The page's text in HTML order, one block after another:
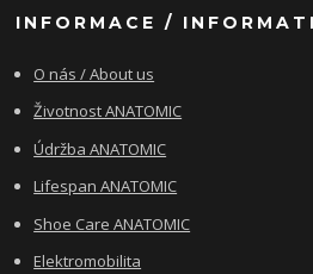
INFORMACE /
O nás / About us
Životnost ANATOMIC
Údržba ANATOMIC
Lifespan ANATOMIC
Shoe Care ANATOMIC
Elektromobilita